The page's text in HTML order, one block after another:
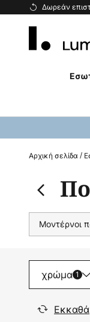
Δωρεάν
Μετάβαση
Αρχική σελίδα
Μοντέρνοι
χρώμα 1